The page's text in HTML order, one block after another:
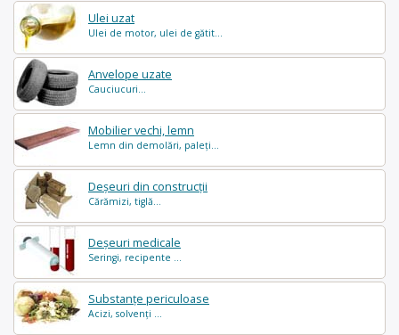
Ulei uzat
Ulei de motor, ulei de gătit...
Anvelope uzate
Cauciucuri...
Mobilier vechi, lemn
Lemn din demolări, paleți...
Deșeuri din construcții
Cărămizi, tiglă...
Deșeuri medicale
Seringi, recipente ...
Substanțe periculoase
Acizi, solvenți ...